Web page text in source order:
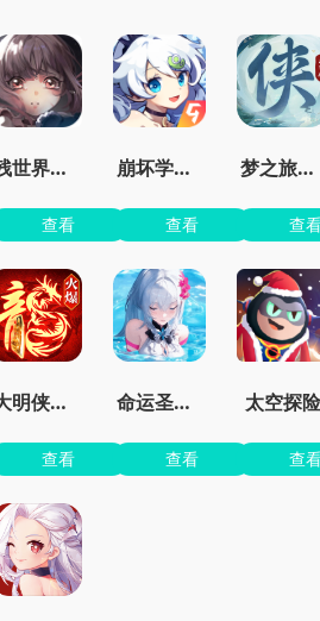
残世界的鸢尾花
查看
崩坏学园2官服
查看
梦之旅人官方正版
查
大明侠客令最新安卓版
查看
命运圣契0.1折
查看
太空探险
查